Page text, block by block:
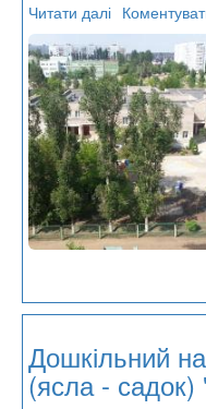
Читати далі про
ДНЗ
(ясла-
садок)
типу
"Джерельце"
№15
Дошкільний
(ясла -